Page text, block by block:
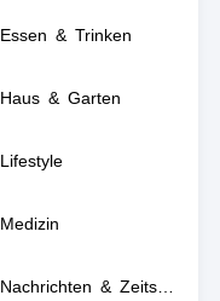
Essen & Trinken
Haus & Garten
Lifestyle
Medizin